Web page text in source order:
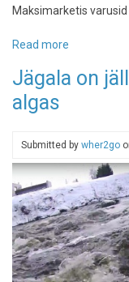
Maksimarketis varusid
Read more
Tallinnast
Jägala on
algas
Submitted by wher2go